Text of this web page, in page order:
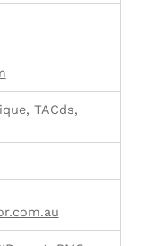
TACds,